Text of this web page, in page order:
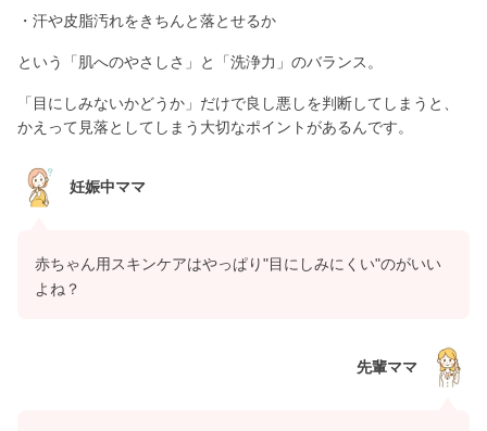
・汗や皮脂汚れをきちんと落とせるか
という「肌へのやさしさ」と「洗浄力」のバランス。
「目にしみないかどうか」だけで良し悪しを判断してしまうと、
かえって見落としてしまう大切なポイントがあるんです。
妊娠中ママ
赤ちゃん用スキンケアはやっぱり"目にしみにくい"のがいい
よね？
先輩ママ